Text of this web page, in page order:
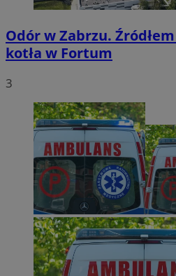
Odór w Zabrzu.
kotła w Fortum
3